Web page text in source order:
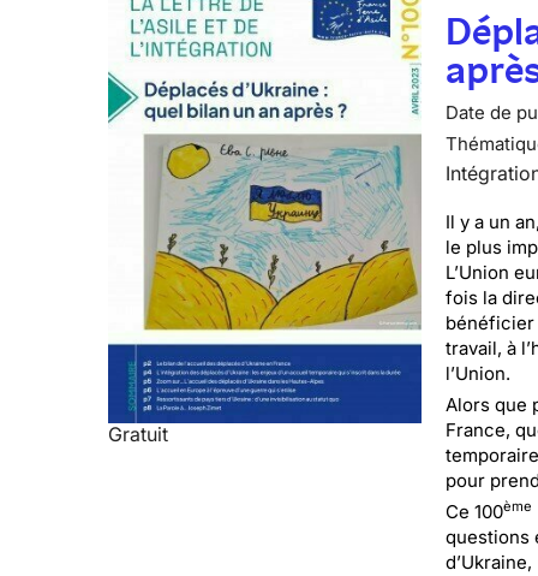
Gratuit
Date de
Il y a un
le plus
L’Union
fois la
bénéficier
travail, à
l’Union.
Alors que
France,
pour
Ce 100ème
questions